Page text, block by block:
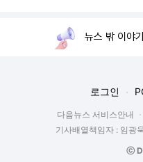
뉴스 밖 이야
로그인
다음뉴스 서비스안내
기사배열책임자 : 임광
ⓒ